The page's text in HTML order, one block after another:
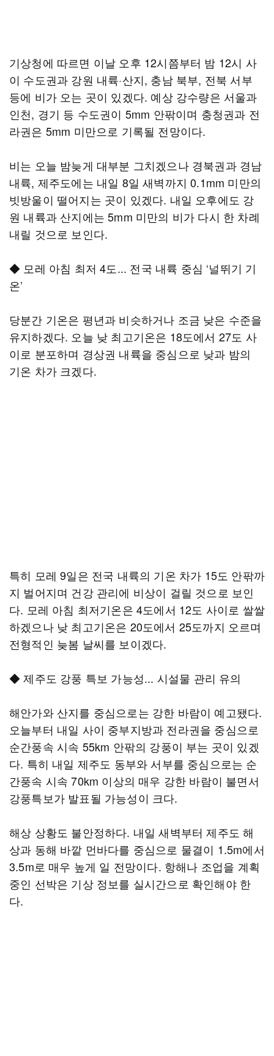
기상청에 따르면 이날 오후 12시쯤부터 밤 12시 사
이 수도권과 강원 내륙·산지, 충남 북부, 전북 서부
등에 비가 오는 곳이 있겠다. 예상 강수량은 서울과
인천, 경기 등 수도권이 5mm 안팎이며 충청권과 전
라권은 5mm 미만으로 기록될 전망이다.
비는 오늘 밤늦게 대부분 그치겠으나 경북권과 경남
내륙, 제주도에는 내일 8일 새벽까지 0.1mm 미만의
빗방울이 떨어지는 곳이 있겠다. 내일 오후에도 강
원 내륙과 산지에는 5mm 미만의 비가 다시 한 차례
내릴 것으로 보인다.
◆ 모레 아침 최저 4도... 전국 내륙 중심 ‘널뛰기 기
온’
당분간 기온은 평년과 비슷하거나 조금 낮은 수준을
유지하겠다. 오늘 낮 최고기온은 18도에서 27도 사
이로 분포하며 경상권 내륙을 중심으로 낮과 밤의
기온 차가 크겠다.
특히 모레 9일은 전국 내륙의 기온 차가 15도 안팎까
지 벌어지며 건강 관리에 비상이 걸릴 것으로 보인
다. 모레 아침 최저기온은 4도에서 12도 사이로 쌀쌀
하겠으나 낮 최고기온은 20도에서 25도까지 오르며
전형적인 늦봄 날씨를 보이겠다.
◆ 제주도 강풍 특보 가능성... 시설물 관리 유의
해안가와 산지를 중심으로는 강한 바람이 예고됐다.
오늘부터 내일 사이 중부지방과 전라권을 중심으로
순간풍속 시속 55km 안팎의 강풍이 부는 곳이 있겠
다. 특히 내일 제주도 동부와 서부를 중심으로는 순
간풍속 시속 70km 이상의 매우 강한 바람이 불면서
강풍특보가 발표될 가능성이 크다.
해상 상황도 불안정하다. 내일 새벽부터 제주도 해
상과 동해 바깥 먼바다를 중심으로 물결이 1.5m에서
3.5m로 매우 높게 일 전망이다. 항해나 조업을 계획
중인 선박은 기상 정보를 실시간으로 확인해야 한
다.